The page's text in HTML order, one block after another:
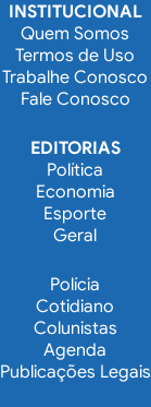
INSTITUCIONAL
Quem Somos
Termos de Uso
Trabalhe Conosco
Fale Conosco
EDITORIAS
Política
Economia
Esporte
Geral
Polícia
Cotidiano
Colunistas
Agenda
Publicações Legais